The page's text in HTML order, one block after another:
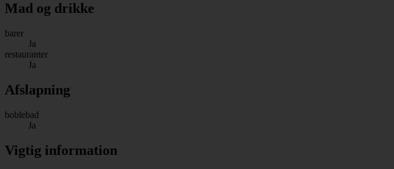
Mad og drikke
barer
Ja
restauranter
Ja
Afslapning
boblebad
Ja
Vigtig information